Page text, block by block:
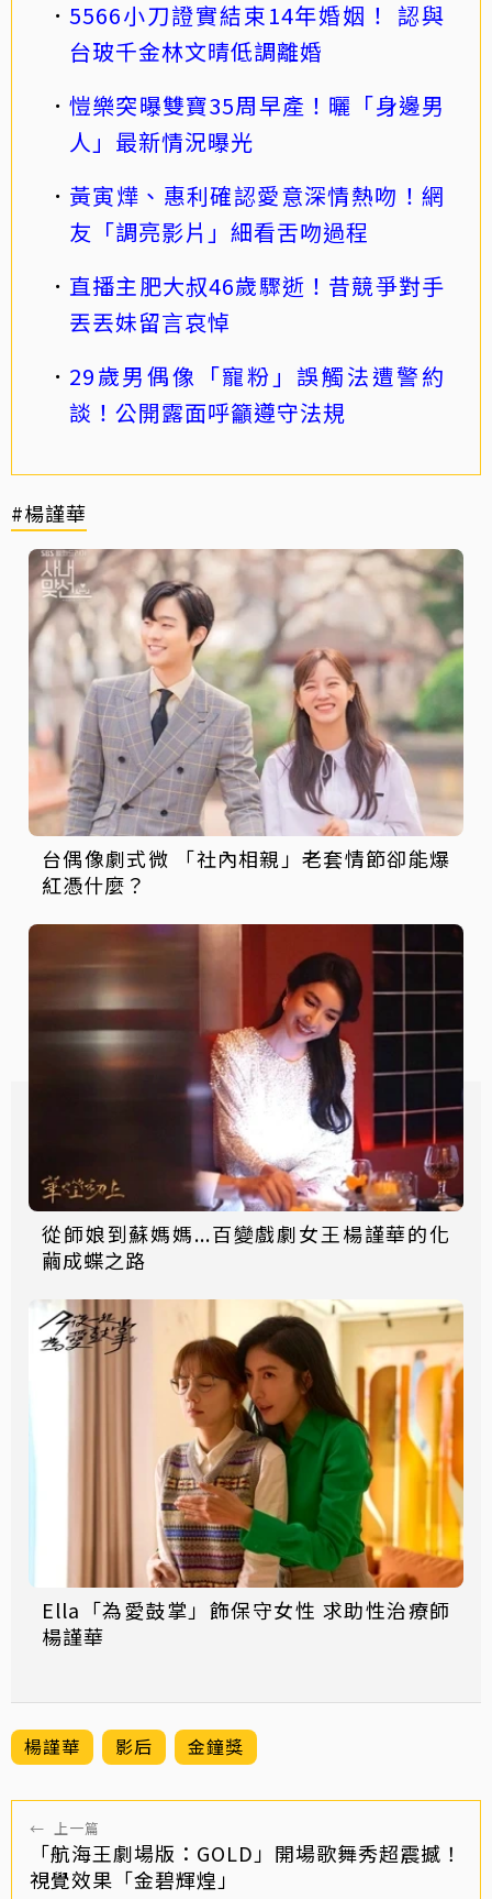
5566小刀證實結束14年婚姻！ 認與
台玻千金林文晴低調離婚
愷樂突曝雙寶35周早產！曬「身邊男
人」最新情況曝光
黃寅燁、惠利確認愛意深情熱吻！網
友「調亮影片」細看舌吻過程
直播主肥大叔46歲驟逝！昔競爭對手
丟丟妹留言哀悼
29歲男偶像「寵粉」誤觸法遭警約
談！公開露面呼籲遵守法規
#楊謹華
台偶像劇式微 「社內相親」老套情節卻能爆
紅憑什麼？
從師娘到蘇媽媽...百變戲劇女王楊謹華的化
繭成蝶之路
Ella「為愛鼓掌」飾保守女性 求助性治療師
楊謹華
楊謹華 影后 金鐘獎
← 上一篇
「航海王劇場版：GOLD」開場歌舞秀超震撼！
視覺效果「金碧輝煌」